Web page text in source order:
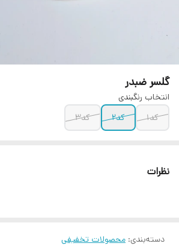
گلسر ضبدر
انتخاب رنگبندی
کد۱
کد۲ کد۳
نظرات
دسته‌بندی: محصولات تخفیفی